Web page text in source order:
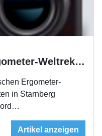
Nora Radke stellte Ergometer-Weltrekord auf
Ergometer-
in Starnberg
Artikel anzeigen